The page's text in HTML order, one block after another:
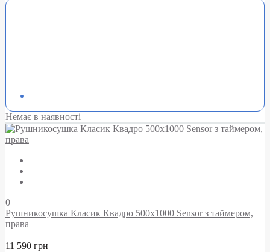
Немає в наявності
0
Рушникосушка Класик Квадро 500х1000 Sensor з таймером,
права
11 590 грн